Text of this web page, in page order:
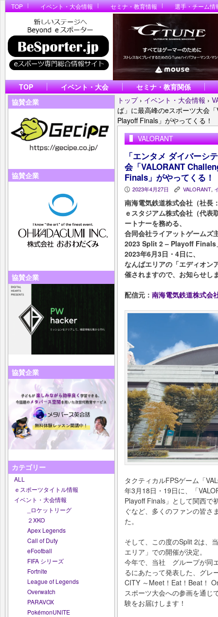
TOP イベント・大会情報 セミナ・教育情報 選手・チーム情
TOP イベント・大会
セミナ・教育関係
協賛企業
協賛企業
協賛企業
協賛企業
カテゴリー
ALL
ｅスポーツタイトル情報
イベント・大会情報
_ロケットリーグ
２XKO
Apex Legends
Call of Duty
eFootball
FIFA シリーズ
Fortnite
League of Legends
Overwatch
PARAVOX
PokémonUNITE
トップ › イベント・大会情報 ›
ば」に最高峰のeスポーツ大会
Playoff Finals」がやってくる！
VALORANT
「エンタメ ダイバーシ
会「VALORANT
Finals」がやってくる！
P 2023年4月27日 K VALORANT,
南海電気鉄道株式会社（社長
ｅスタジアム株式会社（代表
ートナーを務める、
合同会社ライアットゲーム
2023 Split 2 – Playoff Finals
2023年6月3日・4日に、
なんばエリアの「エディオン
催されますので、お知らせし
配信元： 南海電気鉄道株式会
タクティカルFPSゲーム「
年3月18日・19日に、「
Playoff Finals」として関西で
ぐなど、多くのファンの皆さ
た。
そして、この度のSplit 2は、
エリア」での開催が決定。
今年で、当社 グループが同
るにあたって発表した、グレ
CITY ～Meet！Eat！Beat！
スポーツ大会への参画を通じ
験をお届けします！